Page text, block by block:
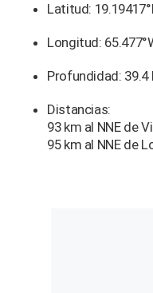
Latitud:
Longitud:
Profundidad: 39.4
Distancias:
93 km al NNE de
95 km al NNE de